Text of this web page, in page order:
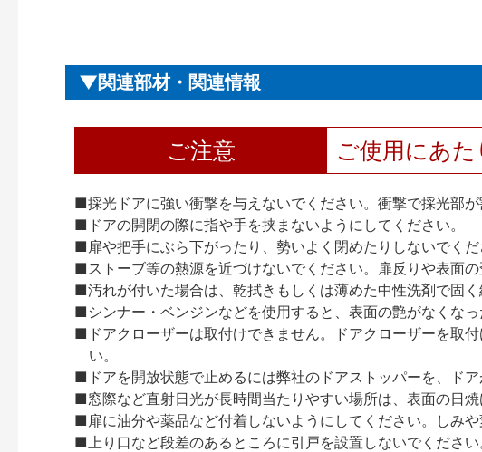
関連部材・関連情報
ご注意 ご使用にあ
■採光ドアに強い衝撃を与えないでください。衝撃で採光部が
■ドアの開閉の際に指や手を挟まないようにしてください。
■扉や把手にぶら下がったり、勢いよく閉めたりしないでくだ
■ストーブ等の熱源を近づけないでください。扉反りや表面の
■汚れが付いた場合は、乾拭きもしくは薄めた中性洗剤で固く
■シンナー・ベンジンなどを使用すると、表面の艶がなくな
■ドアクローザーは取付けできません。ドアクローザーを取
い。
■ドアを開放状態で止めるには弊社のドアストッパーを、ド
■窓際など直射日光が長時間当たりやすい場所は、表面の日
■扉に油分や薬品など付着しないようにしてください。しみや
■上り口など段差のあるところに引戸を設置しないでくださ